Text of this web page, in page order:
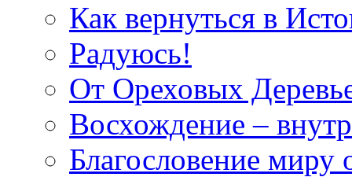
Как вернуться в
Радуюсь!
От Ореховых
Восхождение –
Благословение миру